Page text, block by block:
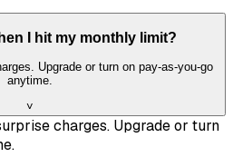
I hit my monthly limit?
Upgrade or turn on pay-as-you-go
anytime.
˅
charges. Upgrade or turn